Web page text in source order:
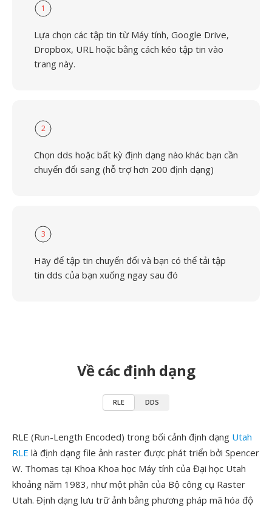
1
Lựa chọn các tập tin từ Máy tính, Google Drive,
Dropbox, URL hoặc bằng cách kéo tập tin vào
trang này.
2
Chọn dds hoặc bất kỳ định dạng nào khác bạn cần
chuyển đổi sang (hỗ trợ hơn 200 định dạng)
3
Hãy để tập tin chuyển đổi và bạn có thể tải tập
tin dds của bạn xuống ngay sau đó
Về các định dạng
RLE DDS
RLE (Run-Length Encoded) trong bối cảnh định dạng Utah
RLE là định dạng file ảnh raster được phát triển bởi Spencer
W. Thomas tại Khoa Khoa học Máy tính của Đại học Utah
khoảng năm 1983, như một phần của Bộ công cụ Raster
Utah. Định dạng lưu trữ ảnh bằng phương pháp mã hóa độ